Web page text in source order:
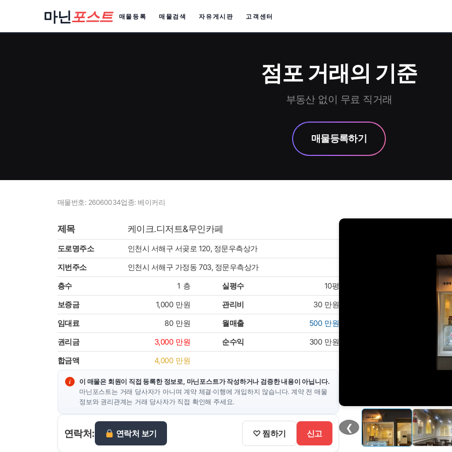
마닌포스트 매물등록 매물검색 자유게시판 고객센터
점포 거래의 기준
부동산 없이 무료 직거래
매물등록하기
매물번호: 26060034업종: 베이커리
제목 케이크.디저트&무인카페
도로명주소 인천시 서해구 서곶로 120, 정문우측상가
지번주소 인천시 서해구 가정동 703, 정문우측상가
층수 1 층 실평수 10평
보증금 1,000 만원 관리비 30 만원
임대료 80 만원 월매출 500 만원
권리금 3,000 만원 순수익 300 만원
합금액 4,000 만원
이 매물은 회원이 직접 등록한 정보로, 마닌포스트가 작성하거나 검증한 내용이 아닙니다.
마닌포스트는 거래 당사자가 아니며 계약 체결·이행에 개입하지 않습니다. 계약 전 매물
정보와 권리관계는 거래 당사자가 직접 확인해 주세요.
연락처: 연락처 보기 ♡ 찜하기 신고
❮